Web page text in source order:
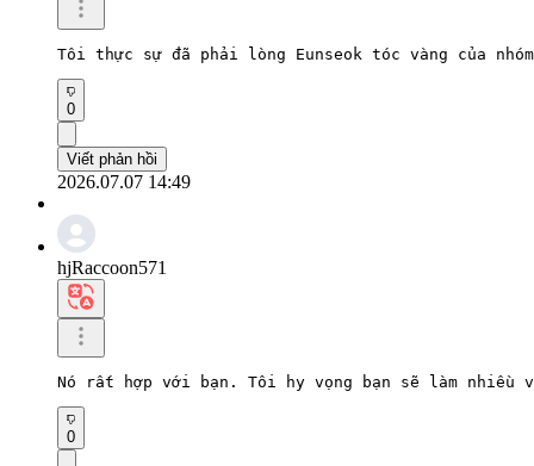
Tôi thực sự đã phải lòng Eunseok tóc vàng của
0
Viết phản hồi
2026.07.07 14:49
hjRaccoon571
Nó rất hợp với bạn. Tôi hy vọng bạn sẽ làm nhiều
0